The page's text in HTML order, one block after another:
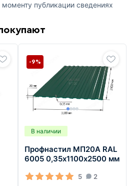
публикации сведениях
В наличии
Профнастил МП20А RAL
6005 0,35х1100х2500 мм
5 2
-9%